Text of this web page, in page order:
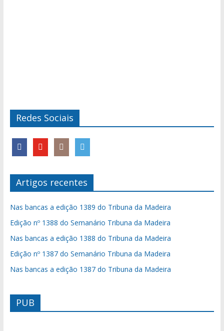
Redes Sociais
Artigos recentes
Nas bancas a edição 1389 do Tribuna da Madeira
Edição nº 1388 do Semanário Tribuna da Madeira
Nas bancas a edição 1388 do Tribuna da Madeira
Edição nº 1387 do Semanário Tribuna da Madeira
Nas bancas a edição 1387 do Tribuna da Madeira
PUB